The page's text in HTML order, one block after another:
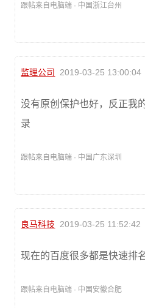
跟帖来自电脑端 · 中国浙江台州
监理公司 2019-03-25 13:00:04
没有原创保护也好，反正我
录
跟帖来自电脑端 · 中国广东深圳
良马科技 2019-03-25 11:52:42
现在的百度很多都是快速排
跟帖来自电脑端 · 中国安徽合肥